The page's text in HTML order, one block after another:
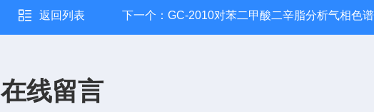
返回列表 下一个： GC-2010对苯二甲酸二辛脂分析气相色
在线留言